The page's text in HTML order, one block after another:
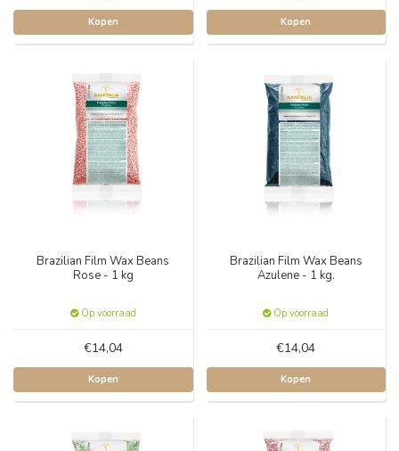
Kopen Kopen
Brazilian Film Wax Beans
Rose - 1 kg
Op voorraad
€14,04
Kopen
Brazilian Film Wax Beans
Azulene - 1 kg.
Op voorraad
€14,04
Kopen